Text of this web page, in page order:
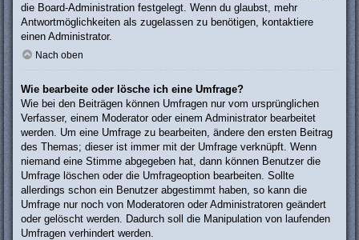
die Board-Administration festgelegt. Wenn du glaubst, mehr
Antwortmöglichkeiten als zugelassen zu benötigen, kontaktiere
einen Administrator.
Nach oben
Wie bearbeite oder lösche ich eine Umfrage?
Wie bei den Beiträgen können Umfragen nur vom ursprünglichen
Verfasser, einem Moderator oder einem Administrator bearbeitet
werden. Um eine Umfrage zu bearbeiten, ändere den ersten Beitrag
des Themas; dieser ist immer mit der Umfrage verknüpft. Wenn
niemand eine Stimme abgegeben hat, dann können Benutzer die
Umfrage löschen oder die Umfrageoption bearbeiten. Sollte
allerdings schon ein Benutzer abgestimmt haben, so kann die
Umfrage nur noch von Moderatoren oder Administratoren geändert
oder gelöscht werden. Dadurch soll die Manipulation von laufenden
Umfragen verhindert werden.